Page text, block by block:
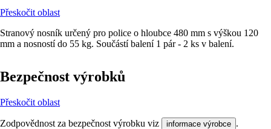
Přeskočit oblast
Stranový nosník určený pro police o hloubce 480 mm s výškou 120
mm a nosností do 55 kg. Součástí balení 1 pár - 2 ks v balení.
Bezpečnost výrobků
Přeskočit oblast
Zodpovědnost za bezpečnost výrobku viz informace výrobce .